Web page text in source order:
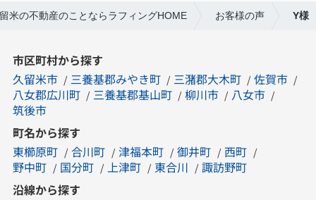
米の不動産のことならラフィングHOME お客様の声 Y様
市区町村から探す
久留米市
三養基郡みやき町 三潴郡大木町
佐賀市
八女郡広川町
三養基郡基山町 柳川市
八女市
筑後市
町名から探す
東櫛原町
合川町 津福本町 御井町
西町
野中町
国分町 上津町 東合川
諏訪野町
沿線から探す